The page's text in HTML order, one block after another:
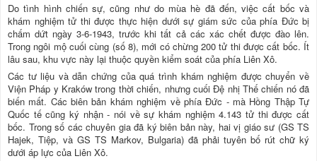
Do tình hình chiến sự, cũng như do mùa hè đã đến, việc cất bốc và
khám nghiệm tử thi được thực hiện dưới sự giám sức của phía Đức bị
chấm dứt ngày 3-6-1943, trước khi tất cả các xác chết được đào lên.
Trong ngôi mộ cuối cùng (số 8), mới có chừng 200 tử thi được cất bốc. Ít
lâu sau, khu vực này lại thuộc quyền kiểm soát của phía Liên Xô.
Các tư liệu và dẫn chứng của quá trình khám nghiệm được chuyển về
Viện Pháp y Kraków trong thời chiến, nhưng cuối Đệ nhị Thế chiến nó đã
biến mất. Các biên bản khám nghiệm về phía Đức - mà Hồng Thập Tự
Quốc tế cũng ký nhận - nói về sự khám nghiệm 4.143 tử thi được cất
bốc. Trong số các chuyên gia đã ký biên bản này, hai vị giáo sư (GS TS
Hajek, Tiệp, và GS TS Markov, Bulgaria) đã phải tuyên bố rút chữ ký
dưới áp lực của Liên Xô.